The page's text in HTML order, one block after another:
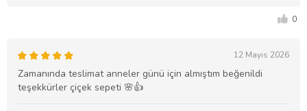
0
12 Mayıs 2026
Zamanında teslimat anneler günü için almıştım beğenildi
teşekkürler çiçek sepeti 🌸👍